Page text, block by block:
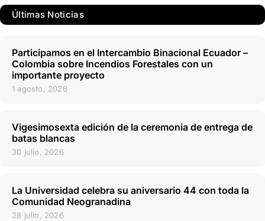
Últimas Noticias
Participamos en el Intercambio Binacional Ecuador –
Colombia sobre Incendios Forestales con un
importante proyecto
1 agosto, 2026
Vigesimosexta edición de la ceremonia de entrega de
batas blancas
30 julio, 2026
La Universidad celebra su aniversario 44 con toda la
Comunidad Neogranadina
28 julio, 2026